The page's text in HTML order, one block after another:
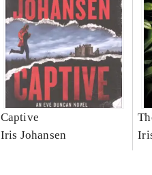
Captive
Iris Johansen